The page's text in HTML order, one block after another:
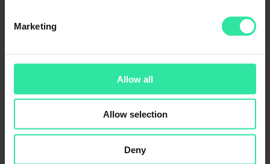
Marketing
Allow all
Allow selection
Deny
Nachrichten
Sicherheit
Kontakt für Kommunikationsfragen
rita@peerberry.com